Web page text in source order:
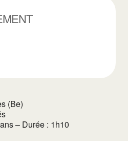
(Be)
– Durée : 1h10